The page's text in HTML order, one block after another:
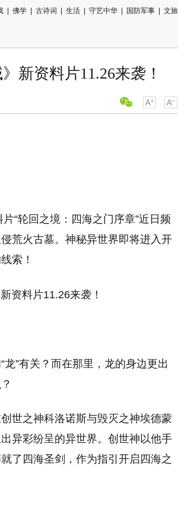
佛学 古诗词 生活 守艺中华 国防军事 文旅
新资料片11.26来袭！
片“轮回之境：四海之门序章”近日频
荒火古墓。神秘异世界即将进入开
索！
”有关？而在那里，龙的身边更出
世之神科洛诺斯与毁灭之神埃德蒙
异彩纷呈的异世界。创世神以他手
了四海圣剑，作为指引开启四海之